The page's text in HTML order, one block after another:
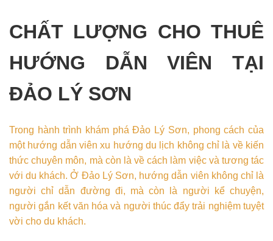
CHẤT LƯỢNG CHO THUÊ
HƯỚNG DẪN VIÊN TẠI
ĐẢO LÝ SƠN
Trong hành trình khám phá Đảo Lý Sơn, phong cách của
một hướng dẫn viên xu hướng du lịch không chỉ là về kiến
thức chuyên môn, mà còn là về cách làm việc và tương tác
với du khách. Ở Đảo Lý Sơn, hướng dẫn viên không chỉ là
người chỉ dẫn đường đi, mà còn là người kể chuyện,
người gắn kết văn hóa và người thúc đẩy trải nghiệm tuyệt
vời cho du khách.